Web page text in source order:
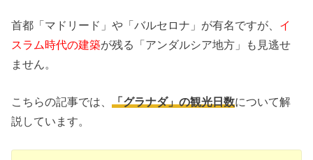
首都「マドリード」や「バルセロナ」が有名ですが、 イ
スラム時代の建築が残る「アンダルシア地方」も見逃せ
ません。
こちらの記事では、「グラナダ」の観光日数について解
説しています。